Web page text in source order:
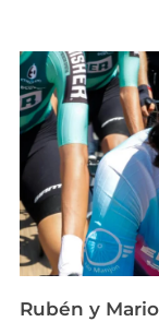
Rubén y